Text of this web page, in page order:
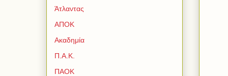
Άτλαντας
ΑΠΟΚ
Ακαδημία
Π.Α.Κ.
ΠΑΟΚ